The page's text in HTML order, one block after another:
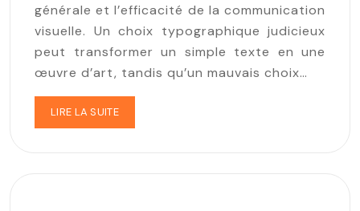
générale et l’efficacité de la communication
visuelle. Un choix typographique judicieux
peut transformer un simple texte en une
œuvre d’art, tandis qu’un mauvais choix…
LIRE LA SUITE